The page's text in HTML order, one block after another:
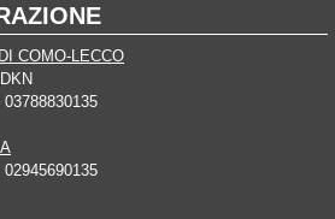
COMO-LECCO
03788830135
02945690135